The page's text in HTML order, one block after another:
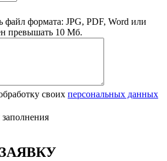
формата: JPG, PDF, Word или
превышать 10 Мб.
своих персональных данных
заполнения